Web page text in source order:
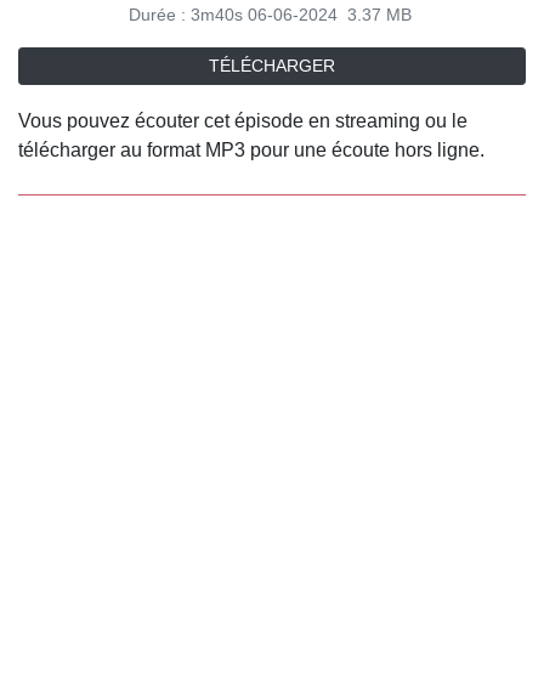
Durée : 3m40s 06-06-2024 3.37 MB
TÉLÉCHARGER
Vous pouvez écouter cet épisode en streaming ou le
télécharger au format MP3 pour une écoute hors ligne.